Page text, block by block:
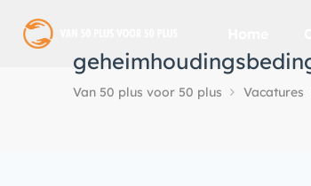
Van 50 plus voor 50 plus Vacatures